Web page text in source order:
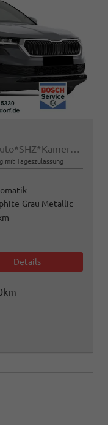
Selection 1.5 TSI DSG Android Auto*SHZ*Kamera*PDC v/h*Klimaauto*SUNSET*LED
mit Tageszulassung
Grau Metallic
Details